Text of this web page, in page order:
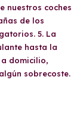
nuestros coches
de los
5. La
hasta la
domicilio,
sobrecoste.